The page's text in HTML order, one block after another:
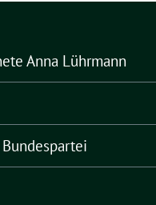
Anna Lührmann